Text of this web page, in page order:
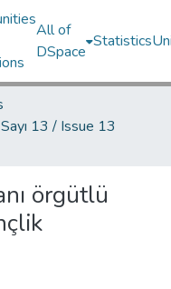
All of
DSpace
Statistics
Sayı 13 / Issue 13
örgütlü